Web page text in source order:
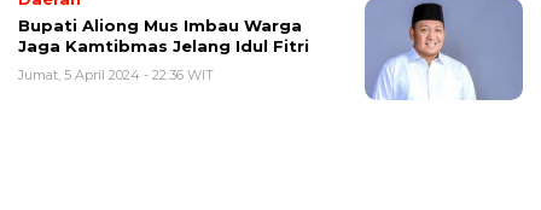
Bupati Aliong Mus Imbau Warga
Jaga Kamtibmas Jelang Idul Fitri
Jumat, 5 April 2024 - 22:36 WIT